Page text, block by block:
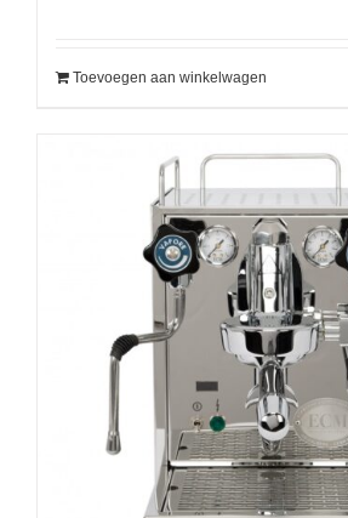
Toevoegen aan winkelwagen